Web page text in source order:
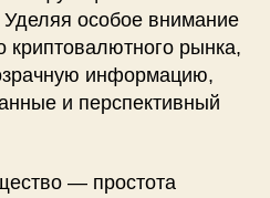
Уделяя особое внимание
криптовалютного рынка,
информацию,
и перспективный
— простота